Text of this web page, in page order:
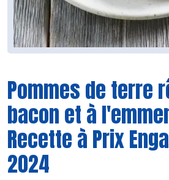
Pommes de terre
bacon et à
Recette à Prix
2024